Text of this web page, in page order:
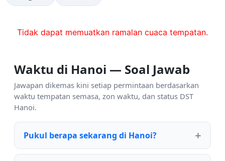
Tidak dapat memuatkan ramalan cuaca tempatan.
Waktu di Hanoi — Soal Jawab
Jawapan dikemas kini setiap permintaan berdasarkan
waktu tempatan semasa, zon waktu, dan status DST
Hanoi.
Pukul berapa sekarang di Hanoi?